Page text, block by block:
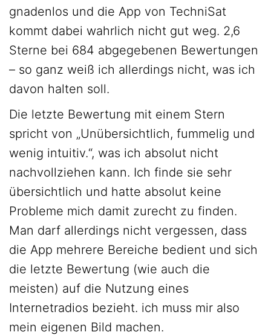
gnadenlos und die App von TechniSat
kommt dabei wahrlich nicht gut weg. 2,6
Sterne bei 684 abgegebenen Bewertungen
– so ganz weiß ich allerdings nicht, was ich
davon halten soll.
Die letzte Bewertung mit einem Stern
spricht von „Unübersichtlich, fummelig und
wenig intuitiv.“, was ich absolut nicht
nachvollziehen kann. Ich finde sie sehr
übersichtlich und hatte absolut keine
Probleme mich damit zurecht zu finden.
Man darf allerdings nicht vergessen, dass
die App mehrere Bereiche bedient und sich
die letzte Bewertung (wie auch die
meisten) auf die Nutzung eines
Internetradios bezieht. ich muss mir also
mein eigenen Bild machen.